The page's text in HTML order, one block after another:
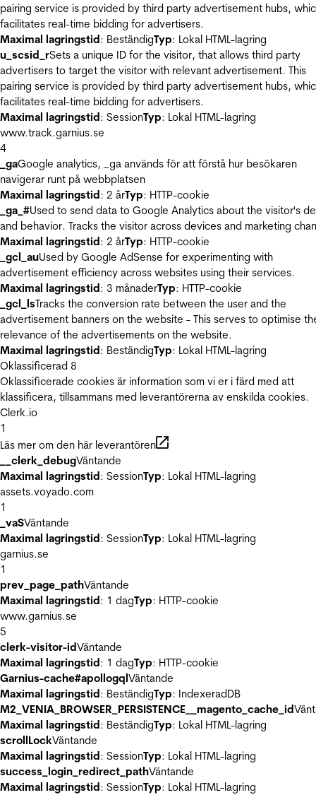
pairing service is provided by third party advertisement hubs,
facilitates real-time bidding for advertisers.
Maximal lagringstid: BeständigTyp: Lokal HTML-lagring
u_scsid_rSets a unique ID for the visitor, that allows third party
advertisers to target the visitor with relevant advertisement. This
pairing service is provided by third party advertisement hubs,
facilitates real-time bidding for advertisers.
Maximal lagringstid: SessionTyp: Lokal HTML-lagring
www.track.garnius.se
4
_gaGoogle analytics, _ga används för att förstå hur besökaren
navigerar runt på webbplatsen
Maximal lagringstid: 2 årTyp: HTTP-cookie
_ga_#Used to send data to Google Analytics about the visitor's
and behavior. Tracks the visitor across devices and marketing
Maximal lagringstid: 2 årTyp: HTTP-cookie
_gcl_auUsed by Google AdSense for experimenting with
advertisement efficiency across websites using their services.
Maximal lagringstid: 3 månaderTyp: HTTP-cookie
_gcl_lsTracks the conversion rate between the user and the
advertisement banners on the website - This serves to optimise
relevance of the advertisements on the website.
Maximal lagringstid: BeständigTyp: Lokal HTML-lagring
Oklassificerad 8
Oklassificerade cookies är information som vi er i färd med att
klassificera, tillsammans med leverantörerna av enskilda cookies.
Clerk.io
1
Läs mer om den här leverantören
__clerk_debugVäntande
Maximal lagringstid: SessionTyp: Lokal HTML-lagring
assets.voyado.com
1
_vaSVäntande
Maximal lagringstid: SessionTyp: Lokal HTML-lagring
garnius.se
1
prev_page_pathVäntande
Maximal lagringstid: 1 dagTyp: HTTP-cookie
www.garnius.se
5
clerk-visitor-idVäntande
Maximal lagringstid: 1 dagTyp: HTTP-cookie
Garnius-cache#apollogqlVäntande
Maximal lagringstid: BeständigTyp: IndexeradDB
M2_VENIA_BROWSER_PERSISTENCE__magento_cache_id
Maximal lagringstid: BeständigTyp: Lokal HTML-lagring
scrollLockVäntande
Maximal lagringstid: SessionTyp: Lokal HTML-lagring
success_login_redirect_pathVäntande
Maximal lagringstid: SessionTyp: Lokal HTML-lagring